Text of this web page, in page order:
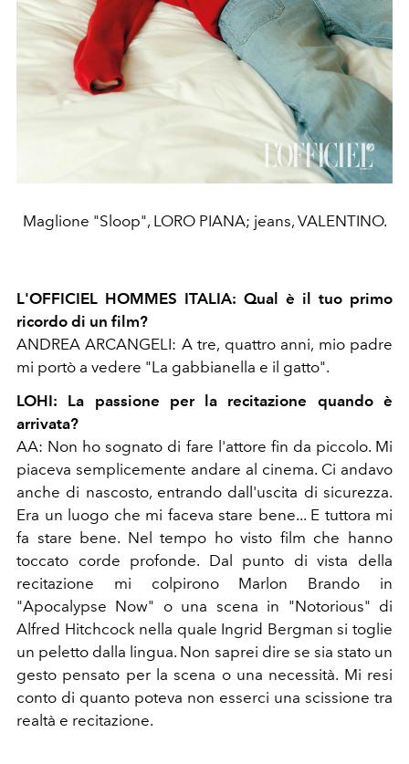
Maglione "Sloop", LORO PIANA; jeans, VALENTINO.
L'OFFICIEL HOMMES ITALIA: Qual è il tuo primo
ricordo di un film?
ANDREA ARCANGELI: A tre, quattro anni, mio padre
mi portò a vedere "La gabbianella e il gatto".
LOHI: La passione per la recitazione quando è
arrivata?
AA: Non ho sognato di fare l'attore fin da piccolo. Mi
piaceva semplicemente andare al cinema. Ci andavo
anche di nascosto, entrando dall'uscita di sicurezza.
Era un luogo che mi faceva stare bene... E tuttora mi
fa stare bene. Nel tempo ho visto film che hanno
toccato corde profonde. Dal punto di vista della
recitazione mi colpirono Marlon Brando in
"Apocalypse Now" o una scena in "Notorious" di
Alfred Hitchcock nella quale Ingrid Bergman si toglie
un peletto dalla lingua. Non saprei dire se sia stato un
gesto pensato per la scena o una necessità. Mi resi
conto di quanto poteva non esserci una scissione tra
realtà e recitazione.